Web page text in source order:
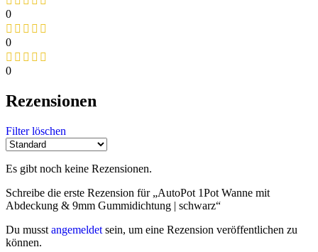
0
0
0
Rezensionen
Filter löschen
Es gibt noch keine Rezensionen.
Schreibe die erste Rezension für „AutoPot 1Pot Wanne mit
Abdeckung & 9mm Gummidichtung | schwarz“
Du musst angemeldet sein, um eine Rezension veröffentlichen zu
können.